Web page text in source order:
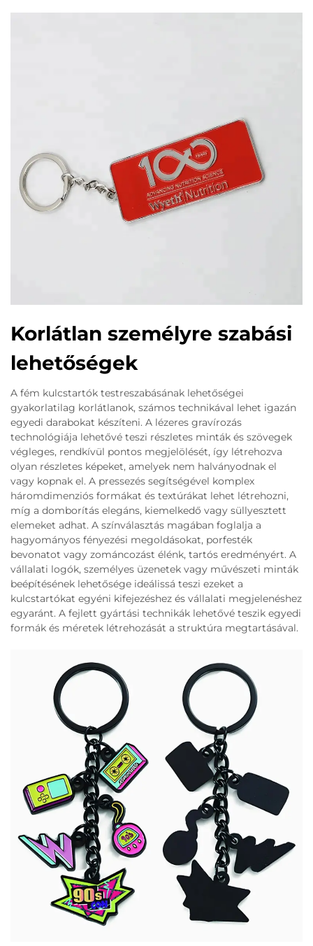
Korlátlan személyre szabási
lehetőségek
A fém kulcstartók testreszabásának lehetőségei
gyakorlatilag korlátlanok, számos technikával lehet igazán
egyedi darabokat készíteni. A lézeres gravírozás
technológiája lehetővé teszi részletes minták és szövegek
végleges, rendkívül pontos megjelölését, így létrehozva
olyan részletes képeket, amelyek nem halványodnak el
vagy kopnak el. A pressezés segítségével komplex
háromdimenziós formákat és textúrákat lehet létrehozni,
míg a domborítás elegáns, kiemelkedő vagy süllyesztett
elemeket adhat. A színválasztás magában foglalja a
hagyományos fényezési megoldásokat, porfesték
bevonatot vagy zománcozást élénk, tartós eredményért. A
vállalati logók, személyes üzenetek vagy művészeti minták
beépítésének lehetősége ideálissá teszi ezeket a
kulcstartókat egyéni kifejezéshez és vállalati megjelenéshez
egyaránt. A fejlett gyártási technikák lehetővé teszik egyedi
formák és méretek létrehozását a struktúra megtartásával.